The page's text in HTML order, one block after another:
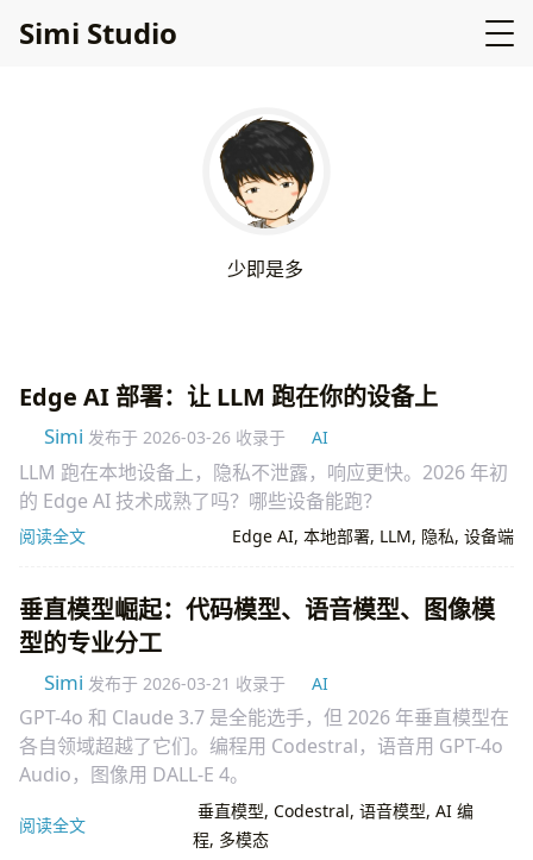
Simi Studio
少即是多
Edge AI 部署：让 LLM 跑在你的设备上
Simi 发布于 2026-03-26 收录于 AI
LLM 跑在本地设备上，隐私不泄露，响应更快。2026 年初
的 Edge AI 技术成熟了吗？哪些设备能跑？
阅读全文 Edge AI, 本地部署, LLM, 隐私, 设备端
垂直模型崛起：代码模型、语音模型、图像模
型的专业分工
Simi 发布于 2026-03-21 收录于 AI
GPT-4o 和 Claude 3.7 是全能选手，但 2026 年垂直模型在
各自领域超越了它们。编程用 Codestral，语音用 GPT-4o
Audio，图像用 DALL-E 4。
阅读全文
垂直模型, Codestral, 语音模型, AI 编
程, 多模态